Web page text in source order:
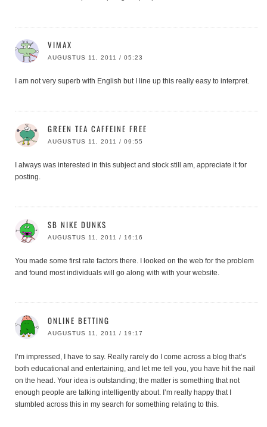
VIMAX
AUGUSTUS 11, 2011 / 05:23
I am not very superb with English but I line up this really easy to interpret.
GREEN TEA CAFFEINE FREE
AUGUSTUS 11, 2011 / 09:55
I always was interested in this subject and stock still am, appreciate it for
posting.
SB NIKE DUNKS
AUGUSTUS 11, 2011 / 16:16
You made some first rate factors there. I looked on the web for the problem
and found most individuals will go along with with your website.
ONLINE BETTING
AUGUSTUS 11, 2011 / 19:17
I’m impressed, I have to say. Really rarely do I come across a blog that’s
both educational and entertaining, and let me tell you, you have hit the nail
on the head. Your idea is outstanding; the matter is something that not
enough people are talking intelligently about. I’m really happy that I
stumbled across this in my search for something relating to this.